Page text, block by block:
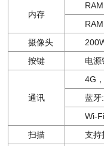
内存
RAM:
RAM:
摄像头
200W
按键
电源键
通讯
4G，
蓝牙
Wi-
扫描
支持扫